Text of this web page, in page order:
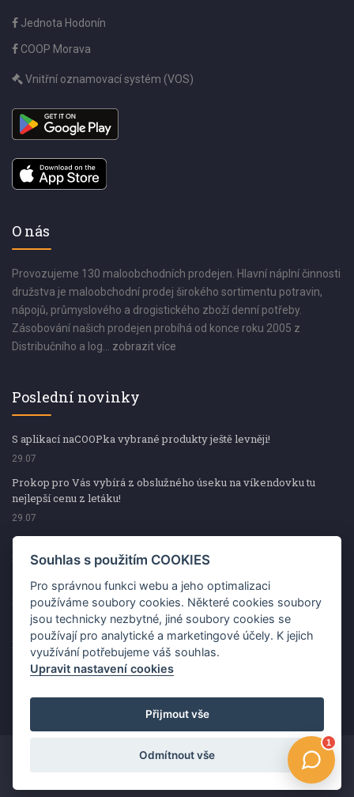
Jednota Hodonín
COOP Morava
Vnitřní oznamovací systém (VOS)
O nás
Provozujeme 130 maloobchodních prodejen. Hlavní náplní činnosti
družstva je maloobchodní prodej širokého sortimentu potravin,
nápojů, průmyslového a drogistického zboží denní potřeby.
Zásobování našich prodejen probíhá od konce roku 2005 z
Distribučního a log... zobrazit více
Poslední novinky
S aplikací naCOOPka vybrané produkty ještě levněji!
29.07
Prokop pro Vás vybírá z obslužného úseku na víkendovku tu
nejlepší cenu z letáku!
29.07
Prokop pro Vás vybírá z obslužného úseku na víkendovku tu
nejlepší cenu z letáku!
Kup špekáčky od Váhaly a vyhraj s naCOOPkou sekerku Fiskars
29.07
Prokop pro Vás vybírá na víkendovku ty nejlepší ceny z letáku!
29.07
Copyright ©2026 Jednota, spotřební družstvo v Hodoníně
Souhlas s použitím COOKIES
Pro správnou funkci webu a jeho optimalizaci
používáme soubory cookies. Některé cookies soubory
jsou technicky nezbytné, jiné soubory cookies se
používají pro analytické a marketingové účely. K jejich
využívání potřebujeme váš souhlas.
Upravit nastavení cookies
Přijmout vše
Odmítnout vše